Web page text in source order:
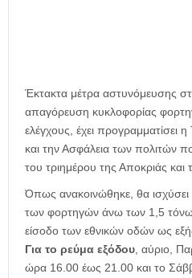
Έκτακτα μέτρα αστυνόμευσης
απαγόρευση κυκλοφορίας
ελέγχους, έχει προγραμματίσει
και την Ασφάλεια των πολιτών
του τριημέρου της Αποκριάς
Όπως ανακοινώθηκε, θα
των φορτηγών άνω των 1,5
είσοδο των εθνικών οδών ως
Για το ρεύμα εξόδου, αύριο,
ώρα 16.00 έως 21.00 και το